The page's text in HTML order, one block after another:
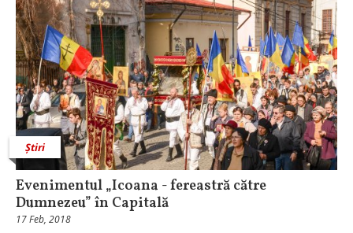
Știri
Evenimentul „Icoana - fereastră către
Dumnezeu” în Capitală
17 Feb, 2018